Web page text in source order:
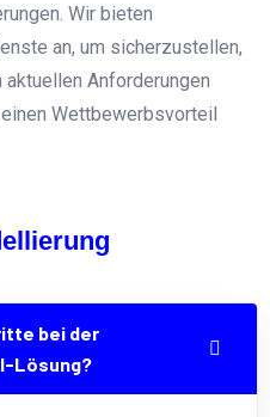
Wir bieten
an, um sicherzustellen,
Anforderungen
Wettbewerbsvorteil
bei der
Lösung?